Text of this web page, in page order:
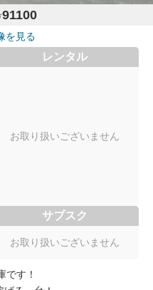
91100
を見る
レンタル
お取り扱いございません
サブスク
お取り扱いございません
です！